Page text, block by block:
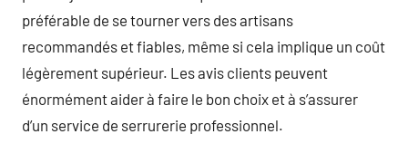
préférable de se tourner vers des artisans
recommandés et fiables, même si cela implique un coût
légèrement supérieur. Les avis clients peuvent
énormément aider à faire le bon choix et à s’assurer
d’un service de serrurerie professionnel.